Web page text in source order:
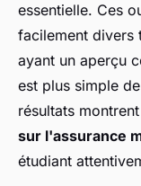
essentielle. Ces
facilement divers
ayant un aperçu
est plus simple
résultats
sur l'assurance
étudiant